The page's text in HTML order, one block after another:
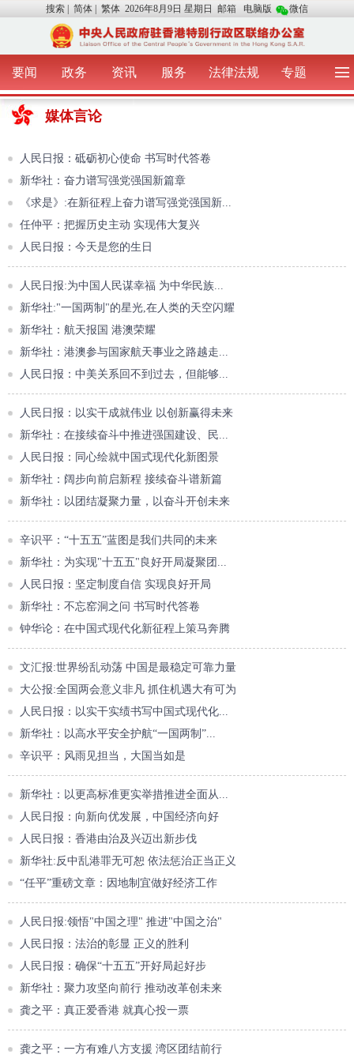
搜索 简体 繁体 2026年8月9日 星期日 邮箱 电脑版 微信
要闻 政务 资讯 服务 法律法规 专题
首 页 图 片 视 频
中央声音
我办动态
办证指引
媒体言论
人民日报：砥砺初心使命 书写时代答卷
新华社：奋力谱写强党强国新篇章
《求是》:在新征程上奋力谱写强党强国新...
任仲平：把握历史主动 实现伟大复兴
人民日报：今天是您的生日
人民日报:为中国人民谋幸福 为中华民族...
新华社:"一国两制"的星光,在人类的天空闪耀
新华社：航天报国 港澳荣耀
新华社：港澳参与国家航天事业之路越走...
人民日报：中美关系回不到过去，但能够...
人民日报：以实干成就伟业 以创新赢得未来
新华社：在接续奋斗中推进强国建设、民...
人民日报：同心绘就中国式现代化新图景
新华社：阔步向前启新程 接续奋斗谱新篇
新华社：以团结凝聚力量，以奋斗开创未来
辛识平：“十五五”蓝图是我们共同的未来
新华社：为实现"十五五"良好开局凝聚团...
人民日报：坚定制度自信 实现良好开局
新华社：不忘窑洞之问 书写时代答卷
钟华论：在中国式现代化新征程上策马奔腾
文汇报:世界纷乱动荡 中国是最稳定可靠力量
大公报:全国两会意义非凡 抓住机遇大有可为
人民日报：以实干实绩书写中国式现代化...
新华社：以高水平安全护航“一国两制”...
辛识平：风雨见担当，大国当如是
新华社：以更高标准更实举措推进全面从...
人民日报：向新向优发展，中国经济向好
人民日报：香港由治及兴迈出新步伐
新华社:反中乱港罪无可恕 依法惩治正当正义
“任平”重磅文章：因地制宜做好经济工作
人民日报:领悟"中国之理" 推进"中国之治"
人民日报：法治的彰显 正义的胜利
人民日报：确保“十五五”开好局起好步
新华社：聚力攻坚向前行 推动改革创未来
龚之平：真正爱香港 就真心投一票
龚之平：一方有难八方支援 湾区团结前行